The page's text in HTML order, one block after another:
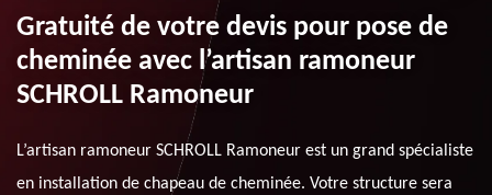
Gratuité de votre devis pour pose de
cheminée avec l’artisan ramoneur
SCHROLL Ramoneur
L’artisan ramoneur SCHROLL Ramoneur est un grand spécialiste
en installation de chapeau de cheminée. Votre structure sera